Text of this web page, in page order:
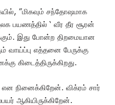
”மிகவும் சந்தோஷமாக
பயணத்தில் ‘ வீர தீர சூரன்
இது போன்ற திறமையான
வாய்ப்பு எத்தனை பேருக்கு
கிடைத்திருக்கிறது.
என நினைக்கிறேன். விக்ரம் சார்
ஆகியிருக்கிறேன்.